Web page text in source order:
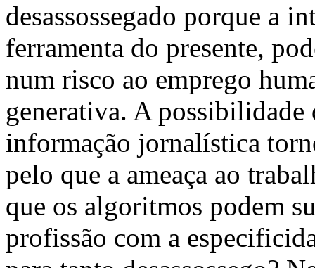
desassossegado porque a
ferramenta do presente,
num risco ao emprego
generativa. A
informação jornalística
pelo que a ameaça ao
que os algoritmos podem
profissão com a